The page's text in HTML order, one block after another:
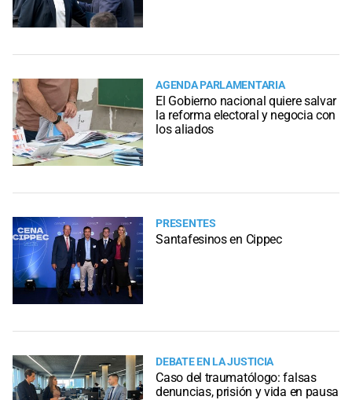
AGENDA PARLAMENTARIA
El Gobierno nacional quiere salvar
la reforma electoral y negocia con
los aliados
PRESENTES
Santafesinos en Cippec
DEBATE EN LA JUSTICIA
Caso del traumatólogo: falsas
denuncias, prisión y vida en pausa